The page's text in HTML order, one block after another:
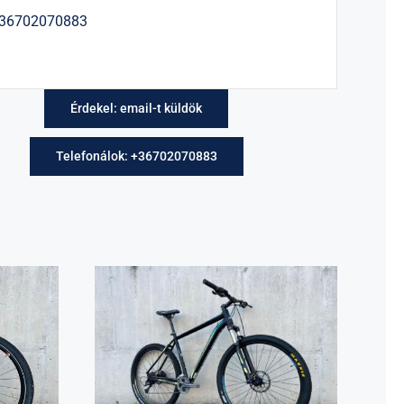
Érdekel: email-t küldök
Telefonálok: +36702070883